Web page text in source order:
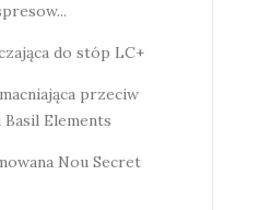
do stóp LC+
przeciw
Basil Elements
Nou Secret